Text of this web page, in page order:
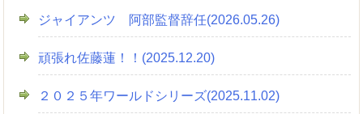
ジャイアンツ 阿部監督辞任(2026.05.26)
頑張れ佐藤蓮！！(2025.12.20)
２０２５年ワールドシリーズ(2025.11.02)